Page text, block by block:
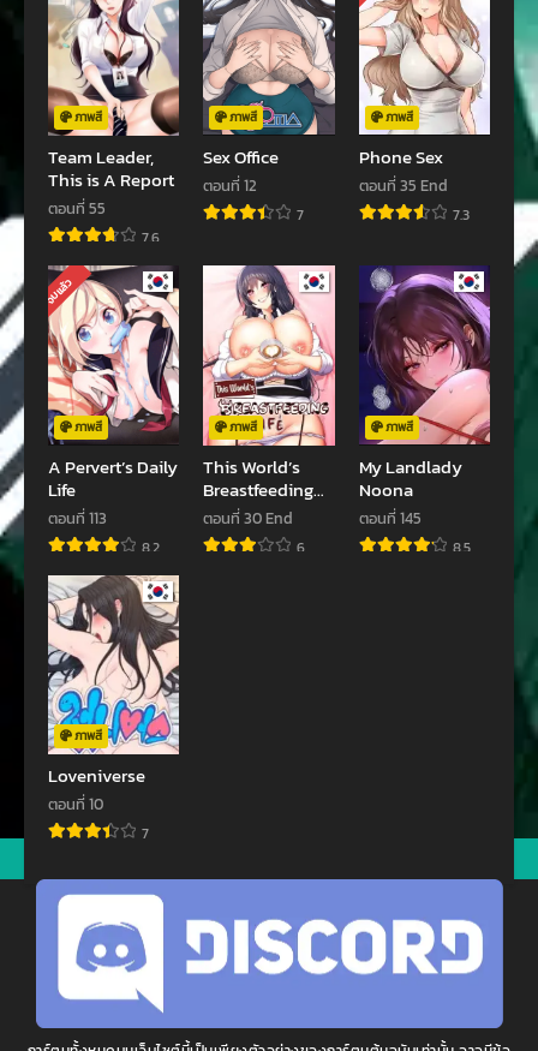
ตอนที่ 27
เมษายน 27, 2025
ตอนที่ 26
เมษายน 27, 2025
ตอนที่ 25
เมษายน 27, 2025
ตอนที่ 24
ตุลาคม 10, 2024
ตอนที่ 23
ตุลาคม 9, 2024 กันยายน 25, 2024
ตอนที่ 21
กันยายน 25, 2024 กันยายน 24, 2024
ตอนที่ 19
กันยายน 24, 2024
ตอนที่ 18
กันยายน 24, 2024
ตอนที่ 17
กันยายน 24, 2024
ตอนที่ 16
กันยายน 24, 2024
ตอนที่ 15
กันยายน 24, 2024
ตอนที่ 14
กันยายน 24, 2024
ตอนที่ 13
กันยายน 24, 2024
ตอนที่ 12
ตอนที่ 11
กันยายน 24, 2024
ตอนที่ 9
กันยายน 24, 2024
ตอนที่ 7
กันยายน 24, 2024
กันยายน 24, 2024 กันยายน 24, 2024
ตอนที่ 3
กันยายน 24, 2024
ตอนที่ 2
กันยายน 24, 2024
ตอนที่ 1
กันยายน 24, 2024
ภาพสี
Team Leader,
This is A Report
ตอนที่ 55
7.6
ภาพสี
Sex Office
ตอนที่ 12
7
ภาพสี
Phone Sex
ตอนที่ 35 End
7.3
จบแล้ว
ภาพสี
A Pervert’s Daily
Life
ตอนที่ 113
8.2
ภาพสี
This World’s
Breastfeeding
Cafe
ตอนที่ 30 End
6
ภาพสี
My Landlady
Noona
ตอนที่ 145
8.5
ภาพสี
Loveniverse
ตอนที่ 10
7